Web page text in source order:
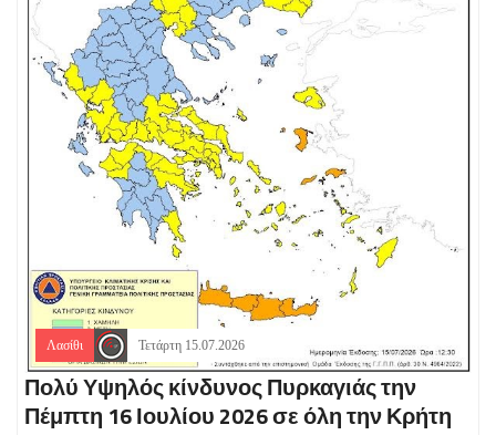
Λασίθι Τετάρτη 15.07.2026
Πολύ Υψηλός κίνδυνος Πυρκαγιάς την
Πέμπτη 16 Ιουλίου 2026 σε όλη την Κρήτη